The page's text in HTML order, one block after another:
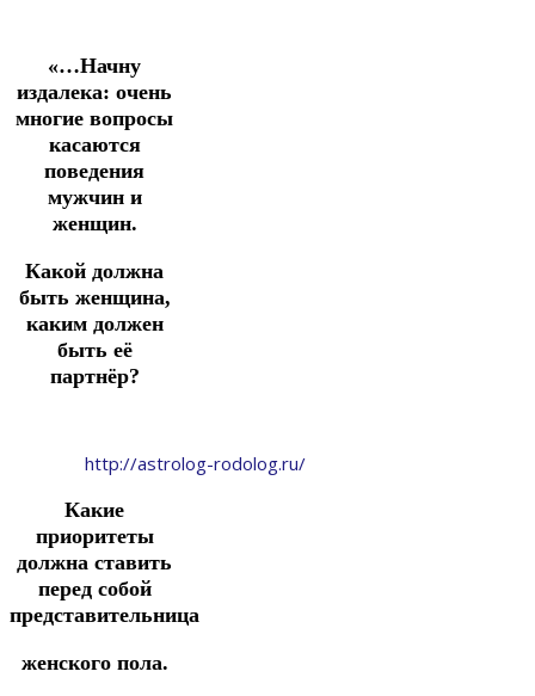
«…Начну
издалека: очень
многие вопросы
касаются
поведения
мужчин и
женщин.
Какой должна
быть женщина,
каким должен
быть её
партнёр?
http://astrolog-rodolog.ru/
Какие
приоритеты
должна ставить
перед собой
представительница
женского пола.